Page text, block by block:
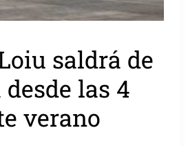
saldrá de
las 4
verano